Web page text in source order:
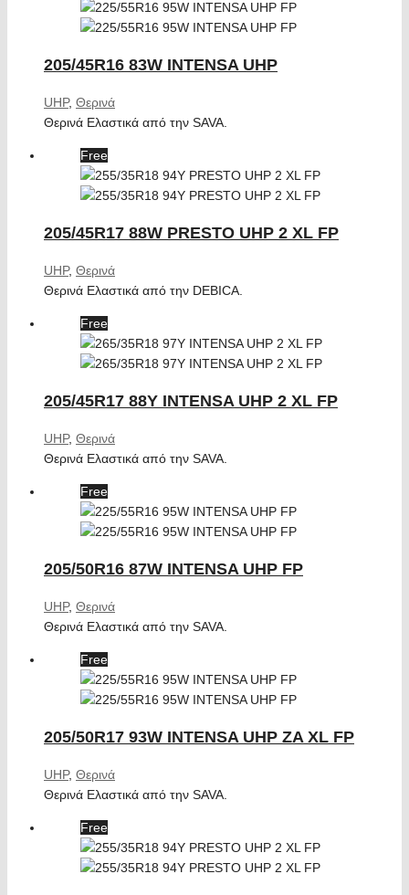
205/45R16 83W INTENSA UHP
UHP, Θερινά
Θερινά Ελαστικά από την SAVA.
Free
205/45R17 88W PRESTO UHP 2 XL FP
UHP, Θερινά
Θερινά Ελαστικά από την DEBICA.
Free
205/45R17 88Y INTENSA UHP 2 XL FP
UHP, Θερινά
Θερινά Ελαστικά από την SAVA.
Free
205/50R16 87W INTENSA UHP FP
UHP, Θερινά
Θερινά Ελαστικά από την SAVA.
Free
205/50R17 93W INTENSA UHP ZA XL FP
UHP, Θερινά
Θερινά Ελαστικά από την SAVA.
Free